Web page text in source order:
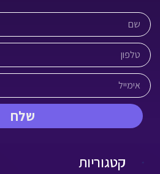
שלח
קטגוריות